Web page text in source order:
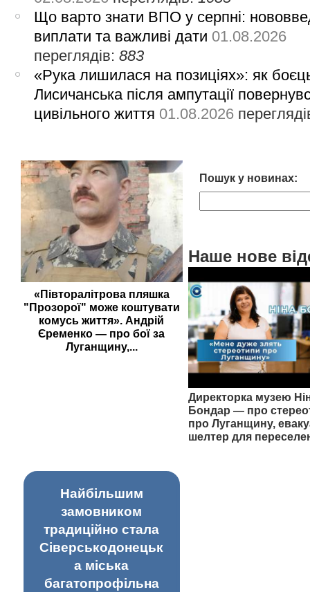
Що варто знати ВПО у серпні:
виплати та важливі дати 01.08.2026
переглядів:883
«Рука лишилася на позиціях»: як
Лисичанська після ампутації
цивільного життя 01.08.2026
«Півторалітрова пляшка
"Прозорої" може коштувати
комусь життя». Андрій
Єременко — про бої за
Луганщину,...
Пошук у новинах:
Наше нове
Директорка музею
Бондар — про
про Луганщину,
шелтер для
Найбільшим
замовником
традиційно стала
Сіверськодонецьк
а міська
багатопрофільна